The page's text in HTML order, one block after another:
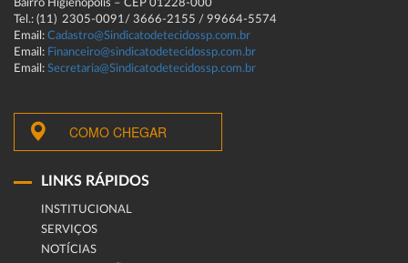
Bairro Higienópolis – CEP 01228-000
Tel.: (11) 2305-0091/ 3666-2155 / 99664-5574
Email: Cadastro@Sindicatodetecidossp.com.br
Email: Financeiro@sindicatodetecidossp.com.br
Email: Secretaria@Sindicatodetecidossp.com.br
COMO CHEGAR
LINKS RÁPIDOS
INSTITUCIONAL
SERVIÇOS
NOTÍCIAS